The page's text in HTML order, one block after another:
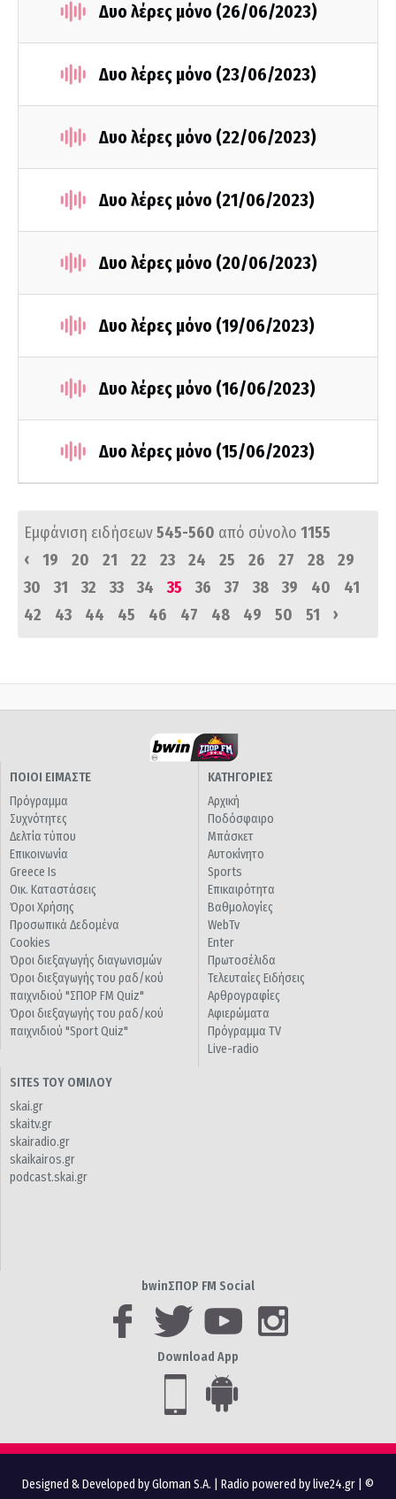
Δυο λέρες μόνο (26/06/2023)
Δυο λέρες μόνο (23/06/2023)
Δυο λέρες μόνο (22/06/2023)
Δυο λέρες μόνο (21/06/2023)
Δυο λέρες μόνο (20/06/2023)
Δυο λέρες μόνο (19/06/2023)
Δυο λέρες μόνο (16/06/2023)
Δυο λέρες μόνο (15/06/2023)
Εμφάνιση ειδήσεων545-560 από σύνολο 1155
‹
19 20 21 22 23 24 25 26 27 28
29
30
31 32 33 34 35 36 37 38 39 40
41
42
43 44 45 46 47 48 49 50 51 ›
ΠΟΙΟΙ ΕΙΜΑΣΤΕ
Πρόγραμμα
Συχνότητες
Δελτία τύπου
Επικοινωνία
Greece Is
Οικ. Καταστάσεις
Όροι Χρήσης
Προσωπικά Δεδομένα
Cookies
Όροι διεξαγωγής διαγωνισμών
Όροι διεξαγωγής του ραδ/κού
παιχνιδιού "ΣΠΟΡ FM Quiz"
Όροι διεξαγωγής του ραδ/κού
παιχνιδιού "Sport Quiz"
ΚΑΤΗΓΟΡΙΕΣ
Αρχική
Ποδόσφαιρο
Μπάσκετ
Αυτοκίνητο
Sports
Επικαιρότητα
Βαθμολογίες
WebTv
Enter
Πρωτοσέλιδα
Τελευταίες Ειδήσεις
Αρθρογραφίες
Αφιερώματα
Πρόγραμμα TV
Live-radio
SITES ΤΟΥ ΟΜΙΛΟΥ
skai.gr
skaitv.gr
skairadio.gr
skaikairos.gr
podcast.skai.gr
bwinΣΠΟΡ FM Social
Download App
Designed & Developed by Gloman S.A. Radio powered by live24.gr | ©